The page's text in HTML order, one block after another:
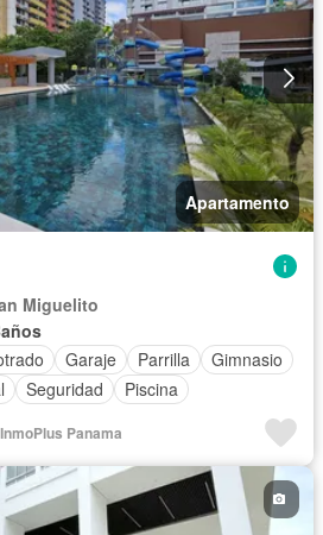
Apartamento
Miguelito
Garaje Parrilla
Gimnasio
Seguridad Piscina
Panama